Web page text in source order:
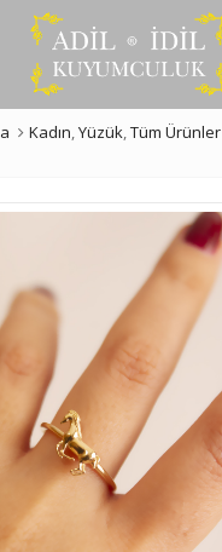
Kadın,Yüzük,Tüm Ürünler